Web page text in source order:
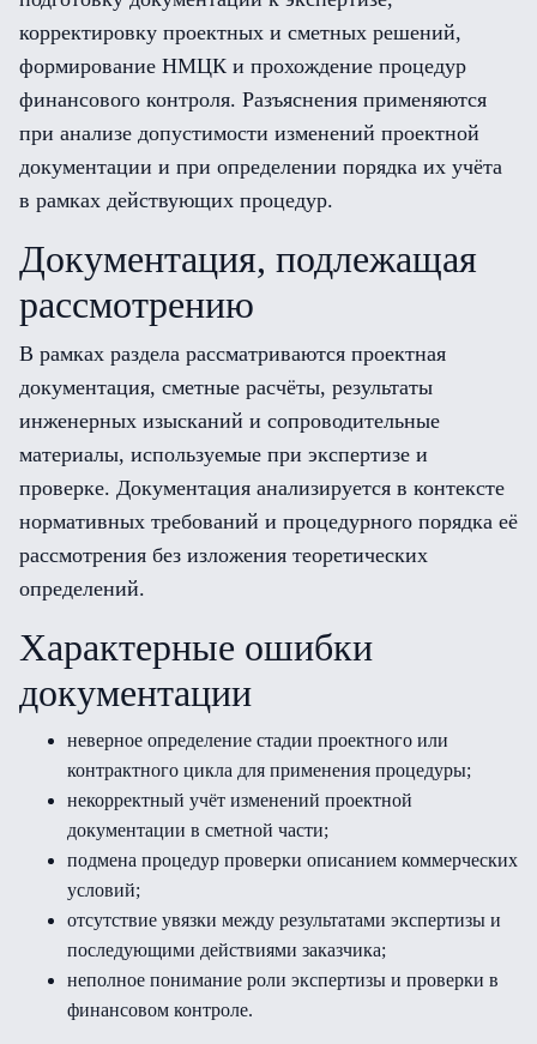
корректировку проектных и сметных решений,
формирование НМЦК и прохождение процедур
финансового контроля. Разъяснения применяются
при анализе допустимости изменений проектной
документации и при определении порядка их учёта
в рамках действующих процедур.
Документация, подлежащая
рассмотрению
В рамках раздела рассматриваются проектная
документация, сметные расчёты, результаты
инженерных изысканий и сопроводительные
материалы, используемые при экспертизе и
проверке. Документация анализируется в контексте
нормативных требований и процедурного порядка её
рассмотрения без изложения теоретических
определений.
Характерные ошибки
документации
неверное определение стадии проектного или
контрактного цикла для применения процедуры;
некорректный учёт изменений проектной
документации в сметной части;
подмена процедур проверки описанием коммерческих
условий;
отсутствие увязки между результатами экспертизы и
последующими действиями заказчика;
неполное понимание роли экспертизы и проверки в
финансовом контроле.